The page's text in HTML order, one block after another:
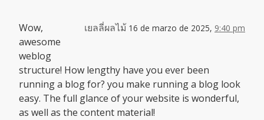
เยลลี่ผลไม้ 16 de marzo de 2025, 9:40 pm
Wow,
awesome
weblog
structure! How lengthy have you ever been
running a blog for? you make running a blog look
easy. The full glance of your website is wonderful,
as well as the content material!